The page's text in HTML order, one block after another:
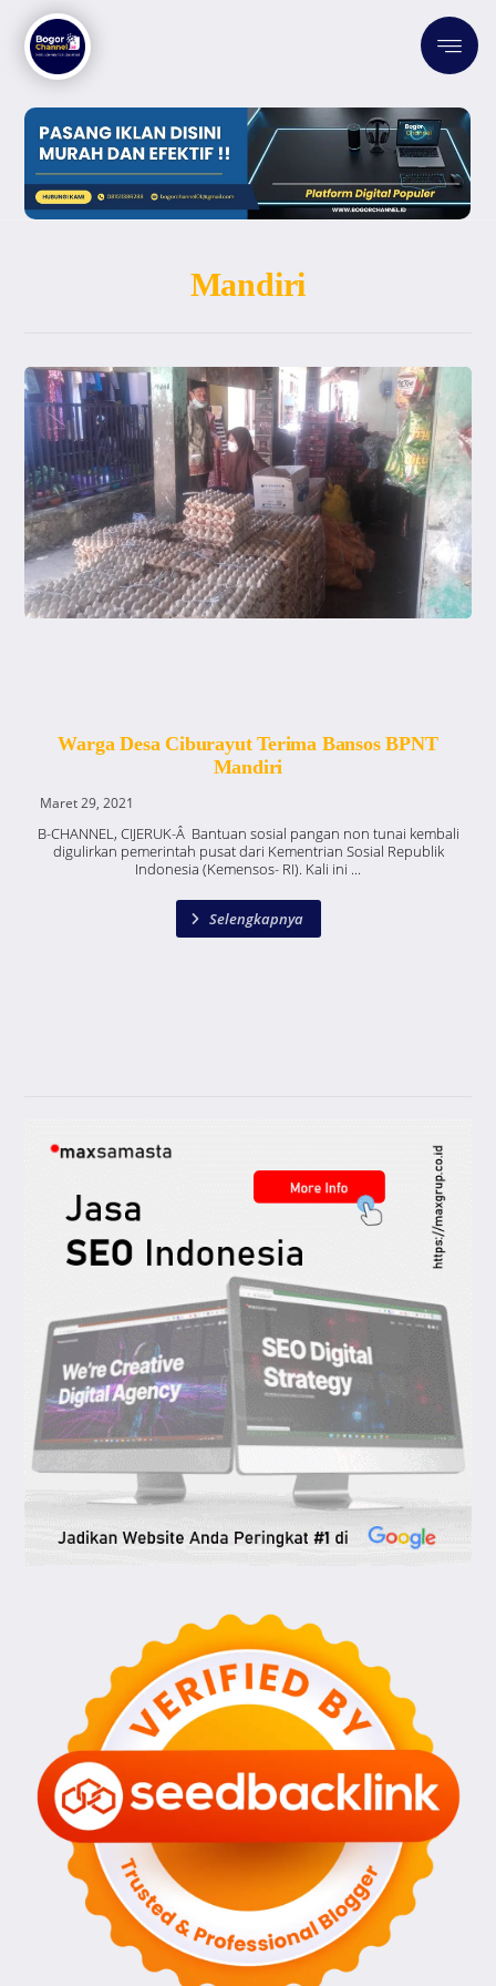
Mandiri
Warga Desa Ciburayut Terima Bansos BPNT
Mandiri
Maret 29, 2021
B-CHANNEL, CIJERUK-Â Bantuan sosial pangan non tunai kembali
digulirkan pemerintah pusat dari Kementrian Sosial Republik
Indonesia (Kemensos- RI). Kali ini ...
Selengkapnya